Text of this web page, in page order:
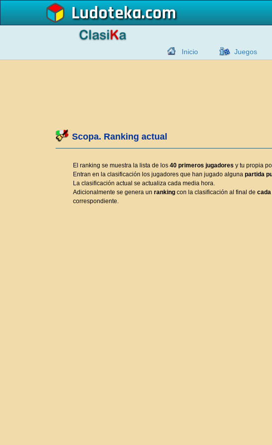
Ludoteka
Inicio Juegos
Scopa. Ranking actual
El ranking se muestra la lista de los 40 primeros jugadores y tu propia
Entran en la clasificación los jugadores que han jugado alguna partida
La clasificación actual se actualiza cada media hora.
Adicionalmente se genera un ranking con la clasificación al final de cada
correspondiente.